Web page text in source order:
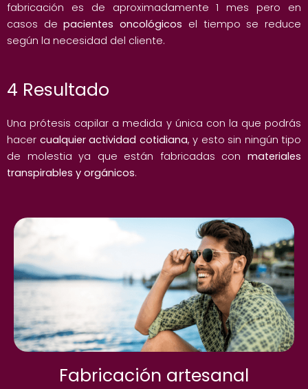
fabricación es de aproximadamente 1 mes pero en
casos depacientes oncológicos el tiempo se reduce
según la necesidad del cliente.
4 Resultado
Una prótesis capilar a medida y única con la que podrás
hacer cualquier actividad cotidiana, y esto sin ningún tipo
de molestia ya que están fabricadas con materiales
transpirables y orgánicos.
Fabricación artesanal